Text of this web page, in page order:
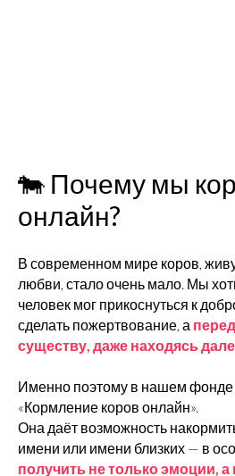
🐄 Почему мы
онлайн?
В современном мире коров,
любви, стало очень мало. Мы
человек мог прикоснуться к
сделать пожертвование, а
существу, даже находясь
Именно поэтому в нашем фонде
«Кормление коров онлайн»
Она даёт возможность
имени или имени близких — в
получить не только эмоции,